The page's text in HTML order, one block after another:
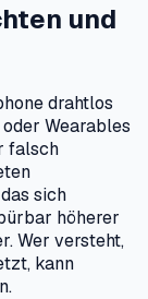
und
drahtlos
Wearables
falsch
sich
höherer
Wer versteht,
kann